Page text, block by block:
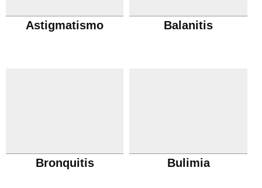
Astigmatismo Balanitis
Bronquitis Bulimia